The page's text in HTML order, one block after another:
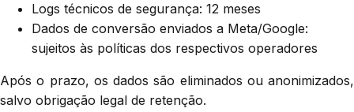
Logs técnicos de segurança: 12 meses
Dados de conversão enviados a Meta/Google:
sujeitos às políticas dos respectivos operadores
Após o prazo, os dados são eliminados ou anonimizados,
salvo obrigação legal de retenção.